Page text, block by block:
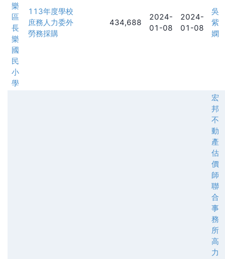
樂
區
長
樂
國
民
小
學
113年度學校
庶務人力委外
勞務採購
434,688
2024-
01-08
2024-
01-08
吳
紫
嫻
宏
邦
不
動
產
估
價
師
聯
合
事
務
所
高
力